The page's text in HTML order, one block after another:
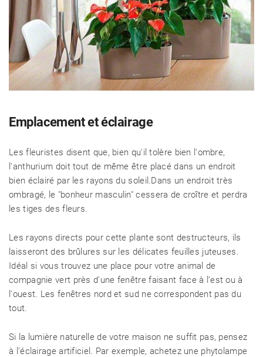
Emplacement et éclairage
Les fleuristes disent que, bien qu'il tolère bien l'ombre,
l'anthurium doit tout de même être placé dans un endroit
bien éclairé par les rayons du soleil.Dans un endroit très
ombragé, le "bonheur masculin" cessera de croître et perdra
les tiges des fleurs.
Les rayons directs pour cette plante sont destructeurs, ils
laisseront des brûlures sur les délicates feuilles juteuses.
Idéal si vous trouvez une place pour votre animal de
compagnie vert près d'une fenêtre faisant face à l'est ou à
l'ouest. Les fenêtres nord et sud ne correspondent pas du
tout.
Si la lumière naturelle de votre maison ne suffit pas, pensez
à l'éclairage artificiel. Par exemple, achetez une phytolampe